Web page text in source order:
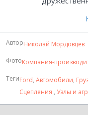
АвторНиколай Мордовцев
ФотоКомпания-
ТегиFord, Автомобили,
Сцепления , Узлы и